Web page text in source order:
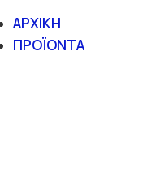
ΑΡΧΙΚΗ
ΠΡΟΪΟΝΤΑ